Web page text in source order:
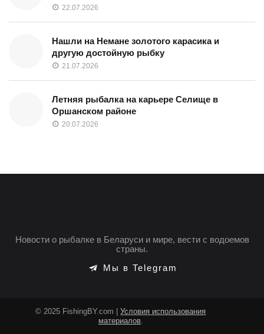
22.07.2026
Нашли на Немане золотого карасика и
другую достойную рыбку
21.07.2026
Летняя рыбалка на карьере Селище в
Оршанском районе
20.07.2026
Новости о рыбалке в Беларуси и мире, вести с водоемов
страны.
Мы в Telegram
© 2025 FishingBY.com |Условия использования
материалов.